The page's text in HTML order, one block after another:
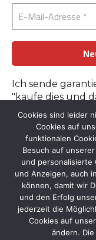
Ich sende
"kaufe dies und
Erfahre mehr in der
Kontakt ::
©
Cookies sind leider
Cookies auf
funktionalen
Besuch auf
und personalisierte
und Anzeigen, auch
können, damit wir
und den Erfolg
jederzeit die
Cookies auf
ändern.